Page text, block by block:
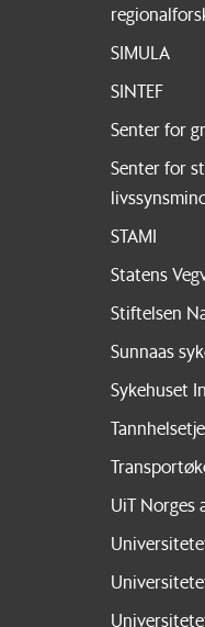
SIMULA
SINTEF
Senter for
Senter for
STAMI
Statens
Stiftelsen
Sunnaas
Sykehuset
UiT Norges